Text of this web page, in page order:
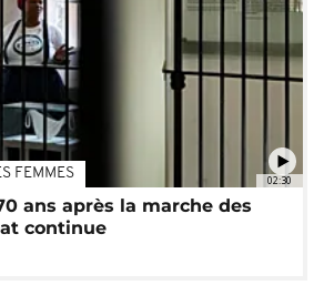
02:30
FEMMES
ans après la marche des
continue